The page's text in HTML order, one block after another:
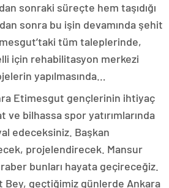
sonraki süreçte hem taşıdığı
sonra bu işin devamında şehit
tüm taleplerinde,
için rehabilitasyon merkezi
yapılmasında…
Etimesgut gençlerinin ihtiyaç
bilhassa spor yatırımlarında
edeceksiniz. Başkan
projelendirecek. Mansur
bunları hayata geçireceğiz.
Bey, geçtiğimiz günlerde Ankara